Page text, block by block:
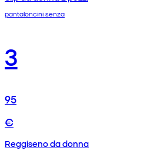
pantaloncini senza
3
95
€
Reggiseno da donna